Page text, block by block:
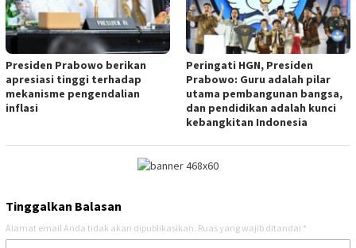
Presiden Prabowo berikan
apresiasi tinggi terhadap
mekanisme pengendalian
inflasi
Peringati HGN, Presiden
Prabowo: Guru adalah pilar
utama pembangunan bangsa,
dan pendidikan adalah kunci
kebangkitan Indonesia
Tinggalkan Balasan
Alamat email Anda tidak akan dipublikasikan. Ruas yang wajib ditandai *